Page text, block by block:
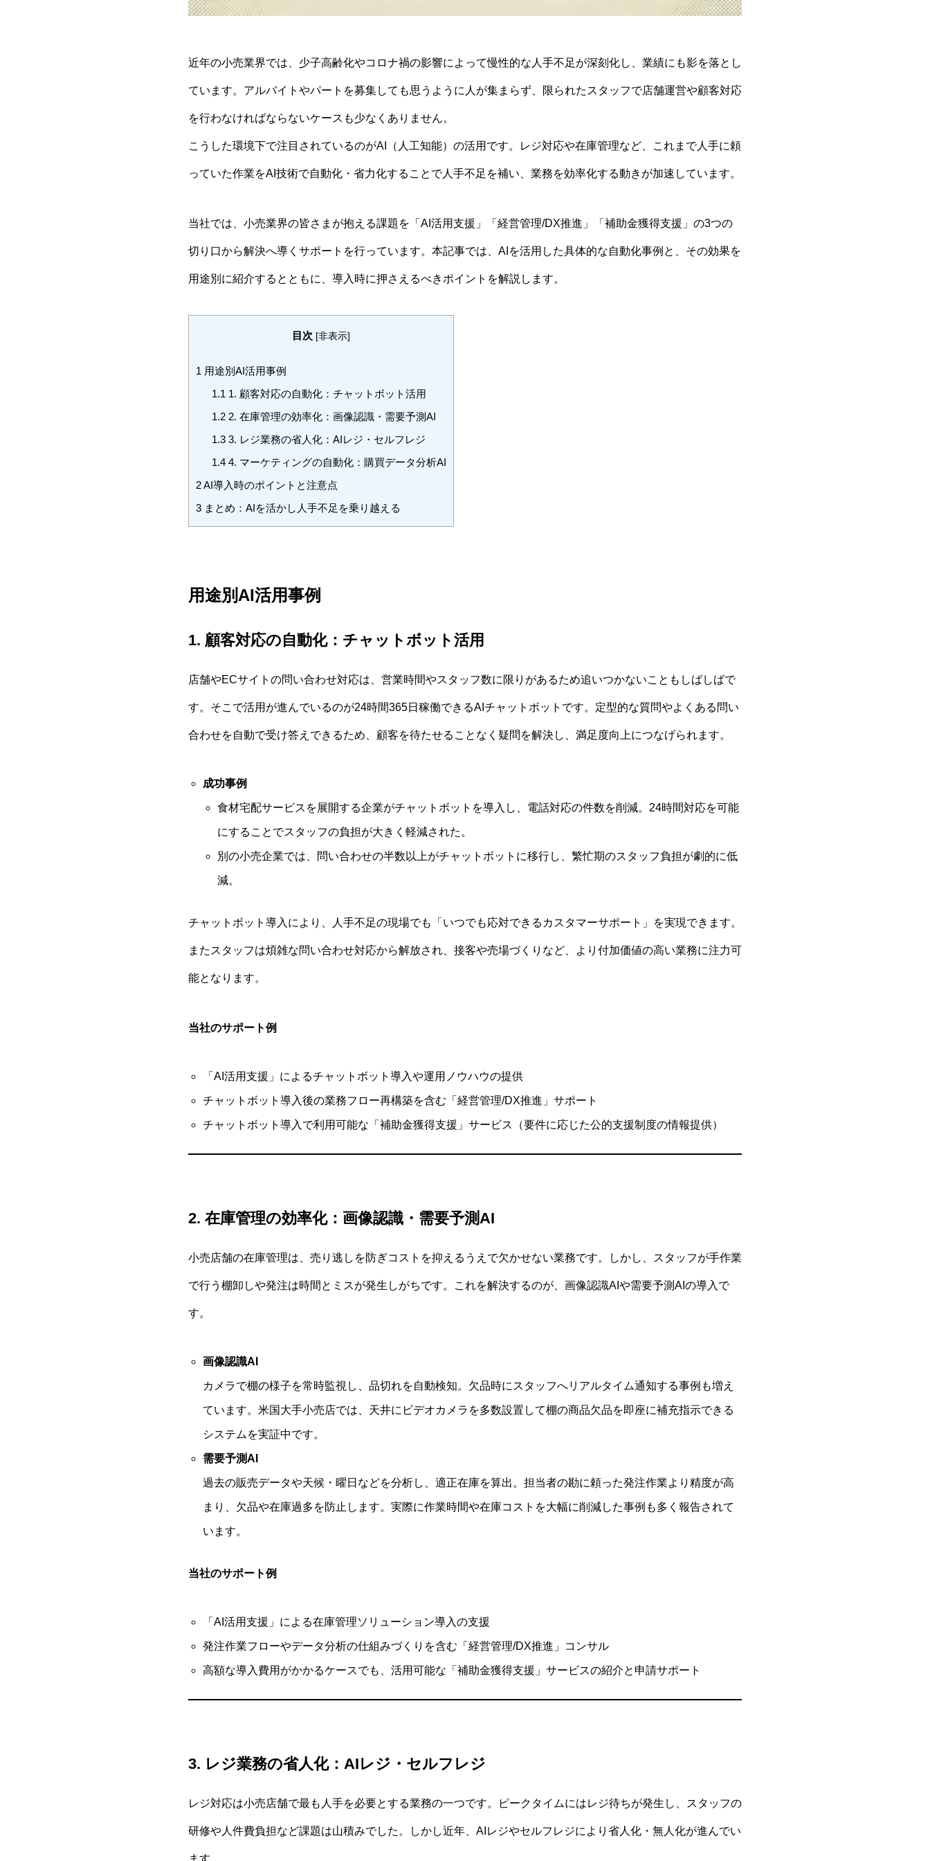
近年の小売業界では、少子高齢化やコロナ禍の影響によって慢性的な人手不足が深刻化し、業績にも影を落とし
ています。アルバイトやパートを募集しても思うように人が集まらず、限られたスタッフで店舗運営や顧客対応
を行わなければならないケースも少なくありません。
こうした環境下で注目されているのがAI（人工知能）の活用です。レジ対応や在庫管理など、これまで人手に頼
っていた作業をAI技術で自動化・省力化することで人手不足を補い、業務を効率化する動きが加速しています。
当社では、小売業界の皆さまが抱える課題を「AI活用支援」「経営管理/DX推進」「補助金獲得支援」の3つの
切り口から解決へ導くサポートを行っています。本記事では、AIを活用した具体的な自動化事例と、その効果を
用途別に紹介するとともに、導入時に押さえるべきポイントを解説します。
目次 [非表示]
1 用途別AI活用事例
1.1 1. 顧客対応の自動化：チャットボット活用
1.22. 在庫管理の効率化：画像認識・需要予測AI
1.33. レジ業務の省人化：AIレジ・セルフレジ
1.44. マーケティングの自動化：購買データ分析AI
2AI導入時のポイントと注意点
3 まとめ：AIを活かし人手不足を乗り越える
用途別AI活用事例
1. 顧客対応の自動化：チャットボット活用
店舗やECサイトの問い合わせ対応は、営業時間やスタッフ数に限りがあるため追いつかないこともしばしばで
す。そこで活用が進んでいるのが24時間365日稼働できるAIチャットボットです。定型的な質問やよくある問い
合わせを自動で受け答えできるため、顧客を待たせることなく疑問を解決し、満足度向上につなげられます。
成功事例
食材宅配サービスを展開する企業がチャットボットを導入し、電話対応の件数を削減。24時間対応を可能
にすることでスタッフの負担が大きく軽減された。
別の小売企業では、問い合わせの半数以上がチャットボットに移行し、繁忙期のスタッフ負担が劇的に低
減。
チャットボット導入により、人手不足の現場でも「いつでも応対できるカスタマーサポート」を実現できます。
またスタッフは煩雑な問い合わせ対応から解放され、接客や売場づくりなど、より付加価値の高い業務に注力可
能となります。
当社のサポート例
「AI活用支援」によるチャットボット導入や運用ノウハウの提供
チャットボット導入後の業務フロー再構築を含む「経営管理/DX推進」サポート
チャットボット導入で利用可能な「補助金獲得支援」サービス（要件に応じた公的支援制度の情報提供）
2. 在庫管理の効率化：画像認識・需要予測AI
小売店舗の在庫管理は、売り逃しを防ぎコストを抑えるうえで欠かせない業務です。しかし、スタッフが手作業
で行う棚卸しや発注は時間とミスが発生しがちです。これを解決するのが、画像認識AIや需要予測AIの導入で
す。
画像認識AI
カメラで棚の様子を常時監視し、品切れを自動検知。欠品時にスタッフへリアルタイム通知する事例も増え
ています。米国大手小売店では、天井にビデオカメラを多数設置して棚の商品欠品を即座に補充指示できる
システムを実証中です。
需要予測AI
過去の販売データや天候・曜日などを分析し、適正在庫を算出。担当者の勘に頼った発注作業より精度が高
まり、欠品や在庫過多を防止します。実際に作業時間や在庫コストを大幅に削減した事例も多く報告されて
います。
当社のサポート例
「AI活用支援」による在庫管理ソリューション導入の支援
発注作業フローやデータ分析の仕組みづくりを含む「経営管理/DX推進」コンサル
高額な導入費用がかかるケースでも、活用可能な「補助金獲得支援」サービスの紹介と申請サポート
3. レジ業務の省人化：AIレジ・セルフレジ
レジ対応は小売店舗で最も人手を必要とする業務の一つです。ピークタイムにはレジ待ちが発生し、スタッフの
研修や人件費負担など課題は山積みでした。しかし近年、AIレジやセルフレジにより省人化・無人化が進んでい
ます。